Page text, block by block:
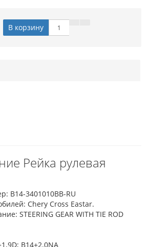
В корзину
Рейка рулевая
B14-3401010BB-RU
Chery Cross Eastar.
STEERING GEAR WITH TIE ROD
B14+2.0NA